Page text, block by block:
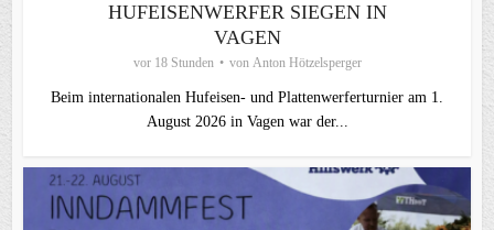
HUFEISENWERFER SIEGEN IN
VAGEN
vor 18 Stunden von Anton Hötzelsperger
Beim internationalen Hufeisen- und Plattenwerferturnier am 1.
August 2026 in Vagen war der...